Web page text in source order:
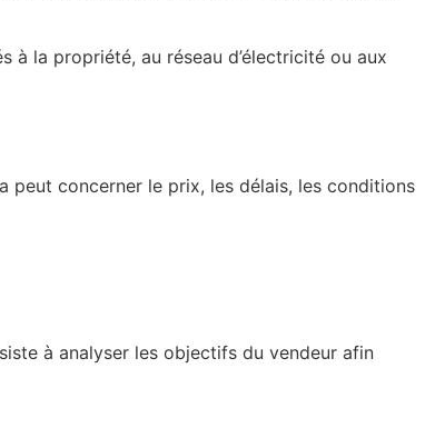
à la propriété, au réseau d’électricité ou aux
peut concerner le prix, les délais, les conditions
à analyser les objectifs du vendeur afin